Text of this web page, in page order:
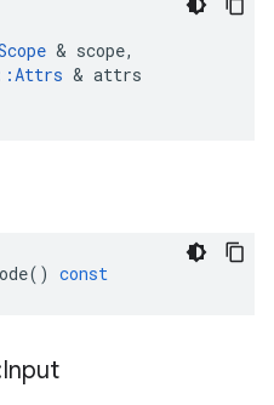
& scope,
Attrs & attrs
() const
Input